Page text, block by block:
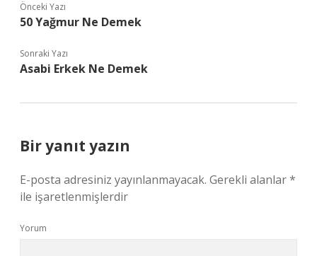
Önceki Yazı
50 Yağmur Ne Demek
Sonraki Yazı
Asabi Erkek Ne Demek
Bir yanıt yazın
E-posta adresiniz yayınlanmayacak. Gerekli alanlar*
ile işaretlenmişlerdir
Yorum